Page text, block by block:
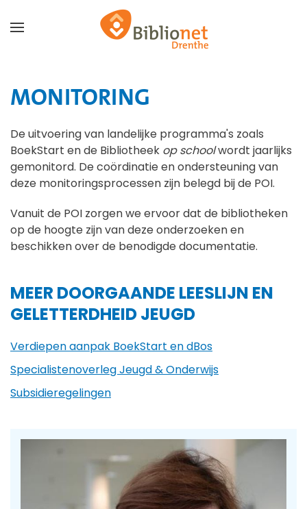
MONITORING
De uitvoering van landelijke programma's zoals
BoekStart en de Bibliotheek op schoolwordt jaarlijks
gemonitord. De coördinatie en ondersteuning van
deze monitoringsprocessen zijn belegd bij de POI.
Vanuit de POI zorgen we ervoor dat de bibliotheken
op de hoogte zijn van deze onderzoeken en
beschikken over de benodigde documentatie.
MEER DOORGAANDE LEESLIJN EN
GELETTERDHEID JEUGD
Verdiepen aanpak BoekStart en dBos
Specialistenoverleg Jeugd & Onderwijs
Subsidieregelingen